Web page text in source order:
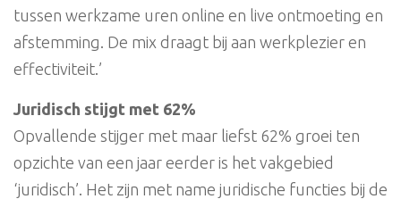
tussen werkzame uren online en live ontmoeting en
afstemming. De mix draagt bij aan werkplezier en
effectiviteit.’
Juridisch stijgt met 62%
Opvallende stijger met maar liefst 62% groei ten
opzichte van een jaar eerder is het vakgebied
‘juridisch’. Het zijn met name juridische functies bij de